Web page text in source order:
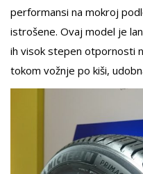
performansi na mokroj
istrošene. Ovaj model je
ih visok stepen otpornosti
tokom vožnje po kiši,